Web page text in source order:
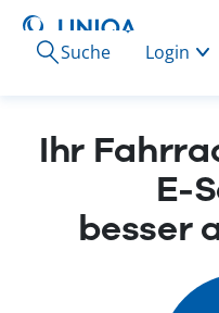
Suche Login
Ihr
E-
besser